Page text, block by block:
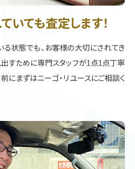
いても査定します！
る状態でも、お客様の大切にされてき
すために専門スタッフが1点1点丁寧
にまずはニーゴ・リユースにご相談く